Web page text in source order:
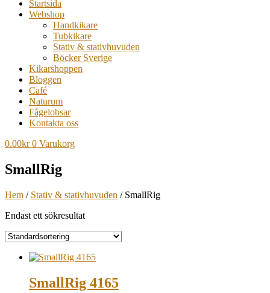
Startsida
Webshop
Handkikare
Tubkikare
Stativ & stativhuvuden
Böcker Sverige
Kikarshoppen
Bloggen
Café
Naturum
Fågelobsar
Kontakta oss
0.00kr 0 Varukorg
SmallRig
Hem / Stativ & stativhuvuden / SmallRig
Endast ett sökresultat
SmallRig 4165